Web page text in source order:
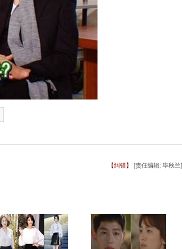
【纠错】 [责任编辑: 毕秋兰]